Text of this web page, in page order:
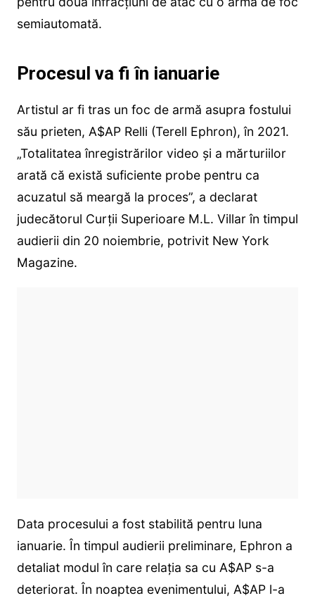
semiautomată.
Procesul va fi în ianuarie
Artistul ar fi tras un foc de armă asupra fostului
său prieten, A$AP Relli (Terell Ephron), în 2021.
„Totalitatea înregistrărilor video și a mărturiilor
arată că există suficiente probe pentru ca
acuzatul să meargă la proces”, a declarat
judecătorul Curții Superioare M.L. Villar în timpul
audierii din 20 noiembrie, potrivit New York
Magazine.
Data procesului a fost stabilită pentru luna
ianuarie. În timpul audierii preliminare, Ephron a
detaliat modul în care relația sa cu A$AP s-a
deteriorat. În noaptea evenimentului, A$AP l-a